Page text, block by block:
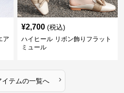
ア
¥2,700 (税込)
ハイヒール リボン飾りフラット
ミュール
イテムの一覧へ ›